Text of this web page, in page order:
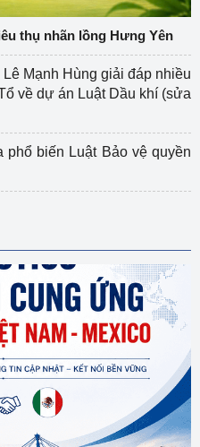
thụ nhãn lồng Hưng Yên
Mạnh Hùng giải đáp nhiều
về dự án Luật Dầu khí (sửa
phổ biến Luật Bảo vệ quyền